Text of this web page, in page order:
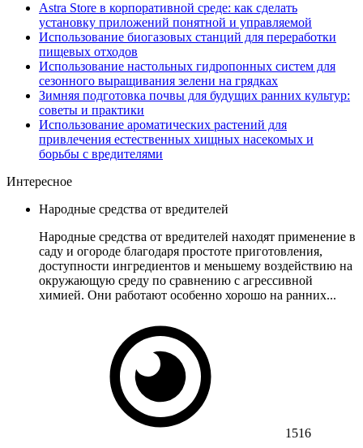
Astra Store в корпоративной среде: как сделать
установку приложений понятной и управляемой
Использование биогазовых станций для переработки
пищевых отходов
Использование настольных гидропонных систем для
сезонного выращивания зелени на грядках
Зимняя подготовка почвы для будущих ранних культур:
советы и практики
Использование ароматических растений для
привлечения естественных хищных насекомых и
борьбы с вредителями
Интересное
Народные средства от вредителей
Народные средства от вредителей находят применение в
саду и огороде благодаря простоте приготовления,
доступности ингредиентов и меньшему воздействию на
окружающую среду по сравнению с агрессивной
химией. Они работают особенно хорошо на ранних...
1516